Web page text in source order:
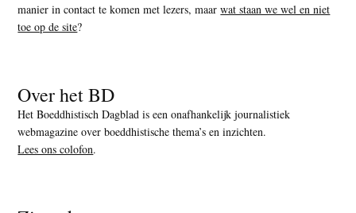
manier in contact te komen met lezers, maarwat staan we wel en niet
toe op de site?
Over het BD
Het Boeddhistisch Dagblad is een onafhankelijk journalistiek
webmagazine over boeddhistische thema’s en inzichten.
Lees ons colofon.